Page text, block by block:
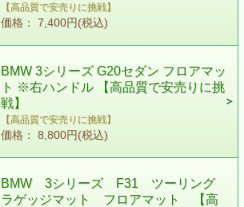
【高品質で安売りに挑戦】
価格： 7,400円(税込)
BMW 3シリーズ G20セダン フロアマッ
ト ※右ハンドル 【高品質で安売りに挑
戦】
【高品質で安売りに挑戦】
価格： 8,800円(税込)
BMW 3シリーズ F31 ツーリング
ラゲッジマット フロアマット 【高